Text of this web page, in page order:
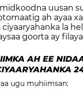
uusan
ah ayaa
la
goorta ay
AH EE
ugu muhiimsan: